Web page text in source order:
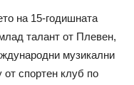
на 15-годишната
талант от Плевен,
музикални
спортен клуб по